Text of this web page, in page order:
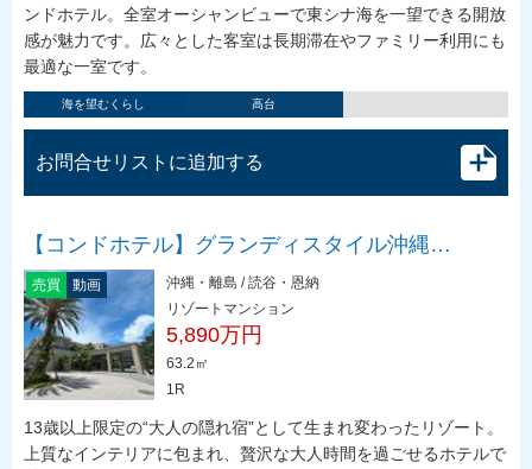
ンドホテル。全室オーシャンビューで東シナ海を一望できる開放
感が魅力です。広々とした客室は長期滞在やファミリー利用にも
最適な一室です。
海を望むくらし 高台
お問合せリストに追加する
【コンドホテル】グランディスタイル沖縄…
売買 動画
沖縄・離島 / 読谷・恩納
リゾートマンション
5,890万円
63.2㎡
1R
13歳以上限定の“大人の隠れ宿”として生まれ変わったリゾート。
上質なインテリアに包まれ、贅沢な大人時間を過ごせるホテルで